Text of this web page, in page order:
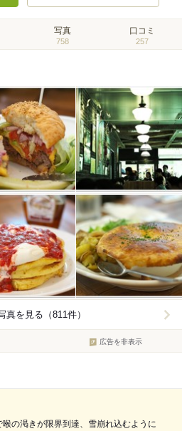
写真
758
口コミ
257
真を見る（811件）
広告を非表示
の渇きが限界到達、雪崩れ込むように